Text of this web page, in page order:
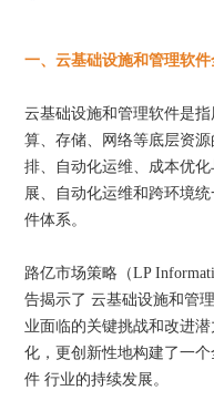
一、云基础设施和管理软
云基础设施和管理软件是
算、存储、网络等底层资
排、自动化运维、成本优
展、自动化运维和跨环境
件体系。
路亿市场策略（LP
告揭示了 云基础设施和管
业面临的关键挑战和改进
化，更创新性地构建了一
件 行业的持续发展。